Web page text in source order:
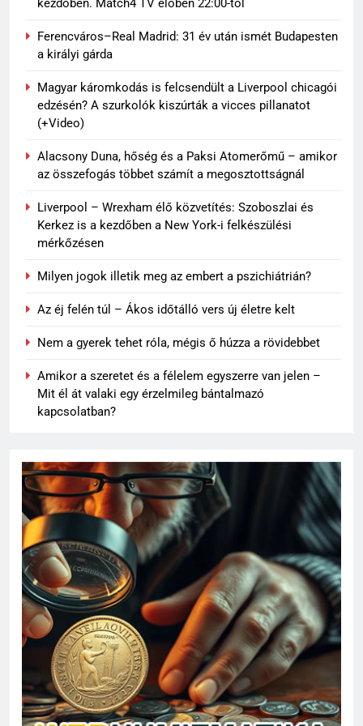
kezdőben. Match4 TV élőben 22:00-tól
Ferencváros–Real Madrid: 31 év után ismét Budapesten
a királyi gárda
Magyar káromkodás is felcsendült a Liverpool chicagói
edzésén? A szurkolók kiszúrták a vicces pillanatot
(+Video)
Alacsony Duna, hőség és a Paksi Atomerőmű – amikor
az összefogás többet számít a megosztottságnál
Liverpool – Wrexham élő közvetítés: Szoboszlai és
Kerkez is a kezdőben a New York-i felkészülési
mérkőzésen
Milyen jogok illetik meg az embert a pszichiátrián?
Az éj felén túl – Ákos időtálló vers új életre kelt
Nem a gyerek tehet róla, mégis ő húzza a rövidebbet
Amikor a szeretet és a félelem egyszerre van jelen –
Mit él át valaki egy érzelmileg bántalmazó
kapcsolatban?
Topi Rönni a Ferencvárosban –
Új lendület a Fradi
jégkorongcsapatánál
SPORT
63
Petra Simon – Egy magyar
tehetség, aki világszinten is
feltűnést keltett
SPORT
64
Az FTC körüli uszály – magyar
foci homokra épül?
SPORT